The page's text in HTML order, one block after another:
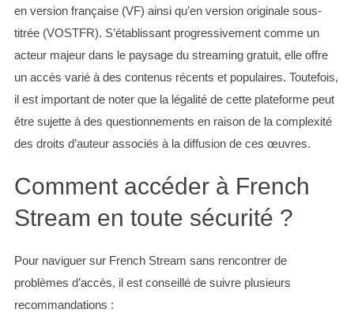
en version française (VF) ainsi qu’en version originale sous-
titrée (VOSTFR). S’établissant progressivement comme un
acteur majeur dans le paysage du streaming gratuit, elle offre
un accès varié à des contenus récents et populaires. Toutefois,
il est important de noter que la légalité de cette plateforme peut
être sujette à des questionnements en raison de la complexité
des droits d’auteur associés à la diffusion de ces œuvres.
Comment accéder à French
Stream en toute sécurité ?
Pour naviguer sur French Stream sans rencontrer de
problèmes d’accès, il est conseillé de suivre plusieurs
recommandations :